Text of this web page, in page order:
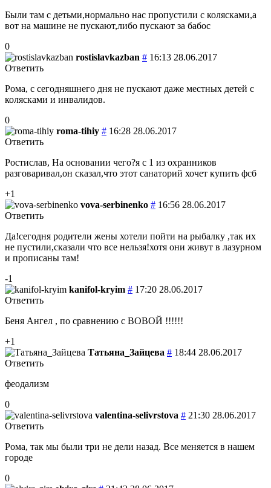
Были там с детьми,нормально нас пропустили с колясками,а
вот на машине не пускают,либо пускают за бабос
0
rostislavkazban # 16:13 28.06.2017
Ответить
Рома, с сегодняшнего дня не пускают даже местных детей с
колясками и инвалидов.
0
roma-tihiy # 16:28 28.06.2017
Ответить
Ростислав, На основании чего?я с 1 из охранников
разговаривал,он сказал,что этот санаторий хочет купить фсб
+1
vova-serbinenko # 16:56 28.06.2017
Ответить
Да!сегодня родители жены хотели пойти на рыбалку ,так их
не пустили,сказали что все нельзя!хотя они живут в лазурном
и прописаны там!
-1
kanifol-kryim # 17:20 28.06.2017
Ответить
Беня Ангел , по сравнению с ВОВОЙ !!!!!!
+1
Татьяна_Зайцева # 18:44 28.06.2017
Ответить
феодализм
0
valentina-selivrstova # 21:30 28.06.2017
Ответить
Рома, так мы были три не дели назад. Все меняется в нашем
городе
0